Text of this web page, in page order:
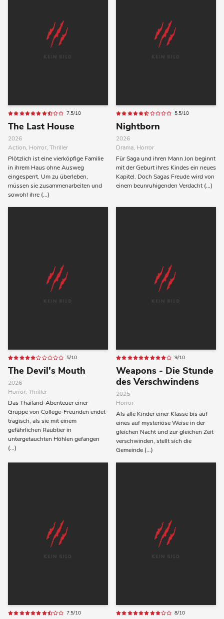
7.5/10
The Last House
2026
Action, Horror, Thriller
Plötzlich ist eine vierköpfige Familie
in ihrem Haus ohne Ausweg
eingesperrt. Um zu überleben,
müssen sie zusammenarbeiten und
sowohl ihre (...)
5.5/10
Nightborn
2026
Drama, Horror
Für Saga und ihren Mann Jon beginnt
mit der Geburt ihres Kindes ein neues
Kapitel. Doch Sagas Freude wird von
einem beunruhigenden Verdacht (...)
5/10
The Devil's Mouth
2026
Horror, Thriller
Das Thailand-Abenteuer einer
Gruppe von College-Freunden endet
tragisch, als sie mit einem
gefährlichen Raubtier in
untergetauchten Höhlen gefangen
(...)
9/10
Weapons - Die Stunde
des Verschwindens
2025
Horror
Als alle Kinder einer Klasse bis auf
eines auf mysteriöse Weise in der
gleichen Nacht und zur gleichen Zeit
verschwinden, stellt sich die
Gemeinde (...)
7.5/10 8/10